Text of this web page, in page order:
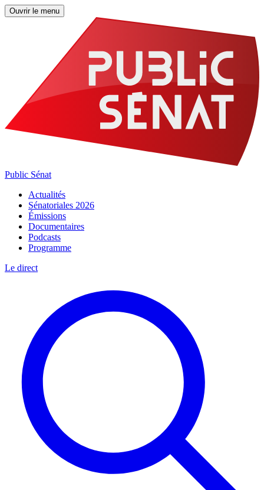
Ouvrir le menu
Public Sénat
Actualités
Sénatoriales 2026
Émissions
Documentaires
Podcasts
Programme
Le direct